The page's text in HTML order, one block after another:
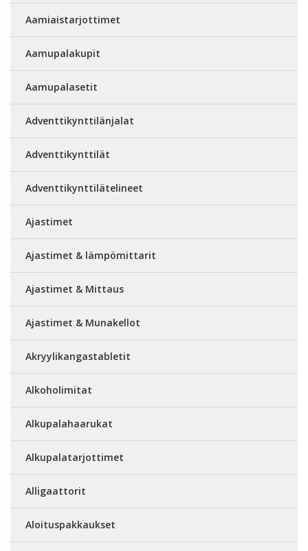
Aamiaistarjottimet
Aamupalakupit
Aamupalasetit
Adventtikynttilänjalat
Adventtikynttilät
Adventtikynttilätelineet
Ajastimet
Ajastimet & lämpömittarit
Ajastimet & Mittaus
Ajastimet & Munakellot
Akryylikangastabletit
Alkoholimitat
Alkupalahaarukat
Alkupalatarjottimet
Alligaattorit
Aloituspakkaukset